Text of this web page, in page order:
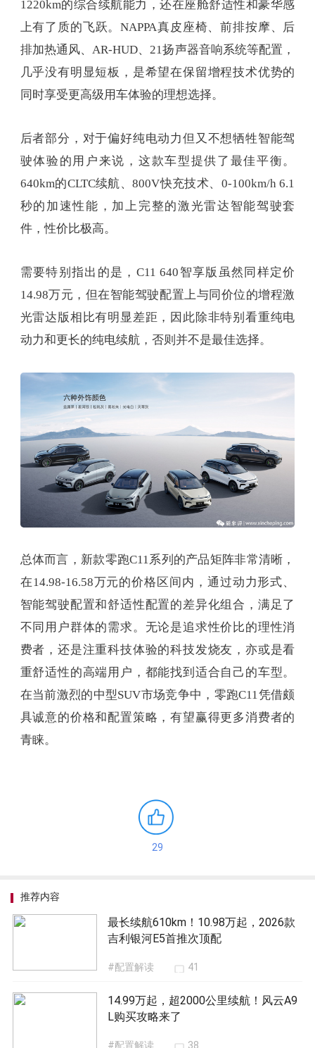
1220km的综合续航能力，还在座舱舒适性和豪华感
上有了质的飞跃。NAPPA真皮座椅、前排按摩、后
排加热通风、AR-HUD、21扬声器音响系统等配置，
几乎没有明显短板，是希望在保留增程技术优势的
同时享受更高级用车体验的理想选择。
后者部分，对于偏好纯电动力但又不想牺牲智能驾
驶体验的用户来说，这款车型提供了最佳平衡。
640km的CLTC续航、800V快充技术、0-100km/h 6.1
秒的加速性能，加上完整的激光雷达智能驾驶套
件，性价比极高。
需要特别指出的是，C11 640智享版虽然同样定价
14.98万元，但在智能驾驶配置上与同价位的增程激
光雷达版相比有明显差距，因此除非特别看重纯电
动力和更长的纯电续航，否则并不是最佳选择。
总体而言，新款零跑C11系列的产品矩阵非常清晰，
在14.98-16.58万元的价格区间内，通过动力形式、
智能驾驶配置和舒适性配置的差异化组合，满足了
不同用户群体的需求。无论是追求性价比的理性消
费者，还是注重科技体验的科技发烧友，亦或是看
重舒适性的高端用户，都能找到适合自己的车型。
在当前激烈的中型SUV市场竞争中，零跑C11凭借颇
具诚意的价格和配置策略，有望赢得更多消费者的
青睐。
29
推荐内容
最长续航610km！10.98万起，2026款
吉利银河E5首推次顶配
#配置解读 41
14.99万起，超2000公里续航！风云A9
L购买攻略来了
#配置解读 38